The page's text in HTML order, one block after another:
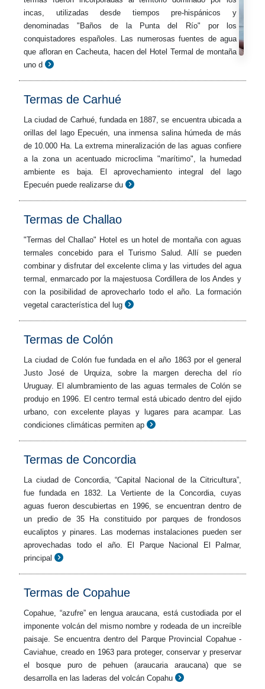
incas, utilizadas desde tiempos pre-hispánicos y
denominadas "Baños de la Punta del Río" por los
conquistadores españoles. Las numerosas fuentes de agua
que afloran en Cacheuta, hacen del Hotel Termal de montaña
uno d
Termas de Carhué
La ciudad de Carhué, fundada en 1887, se encuentra ubicada a
orillas del lago Epecuén, una inmensa salina húmeda de más
de 10.000 Ha. La extrema mineralización de las aguas confiere
a la zona un acentuado microclima "marítimo", la humedad
ambiente es baja. El aprovechamiento integral del lago
Epecuén puede realizarse du
Termas de Challao
"Termas del Challao" Hotel es un hotel de montaña con aguas
termales concebido para el Turismo Salud. Allí se pueden
combinar y disfrutar del excelente clima y las virtudes del agua
termal, enmarcado por la majestuosa Cordillera de los Andes y
con la posibilidad de aprovecharlo todo el año. La formación
vegetal característica del lug
Termas de Colón
La ciudad de Colón fue fundada en el año 1863 por el general
Justo José de Urquiza, sobre la margen derecha del río
Uruguay. El alumbramiento de las aguas termales de Colón se
produjo en 1996. El centro termal está ubicado dentro del ejido
urbano, con excelente playas y lugares para acampar. Las
condiciones climáticas permiten ap
Termas de Concordia
La ciudad de Concordia, “Capital Nacional de la Citricultura”,
fue fundada en 1832. La Vertiente de la Concordia, cuyas
aguas fueron descubiertas en 1996, se encuentran dentro de
un predio de 35 Ha constituido por parques de frondosos
eucaliptos y pinares. Las modernas instalaciones pueden ser
aprovechadas todo el año. El Parque Nacional El Palmar,
principal
Termas de Copahue
Copahue, “azufre” en lengua araucana, está custodiada por el
imponente volcán del mismo nombre y rodeada de un increíble
paisaje. Se encuentra dentro del Parque Provincial Copahue -
Caviahue, creado en 1963 para proteger, conservar y preservar
el bosque puro de pehuen (araucaria araucana) que se
desarrolla en las laderas del volcán Copahu